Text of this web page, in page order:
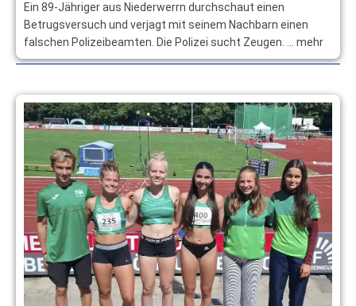
Ein 89-Jähriger aus Niederwerrn durchschaut einen
Betrugsversuch und verjagt mit seinem Nachbarn einen
falschen Polizeibeamten. Die Polizei sucht Zeugen. … mehr